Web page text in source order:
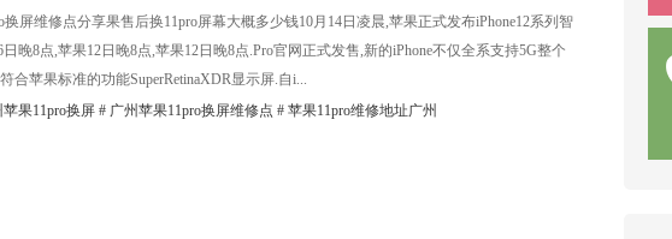
换屏维修点分享果售后换11pro屏幕大概多少钱10月14日凌晨,苹果正式发布iPhone12系列智
晚8点,苹果12日晚8点,苹果12日晚8点.Pro官网正式发售,新的iPhone不仅全系支持5G整个
合苹果标准的功能SuperRetinaXDR显示屏.自i...
苹果11pro换屏 # 广州苹果11pro换屏维修点 # 苹果11pro维修地址广州